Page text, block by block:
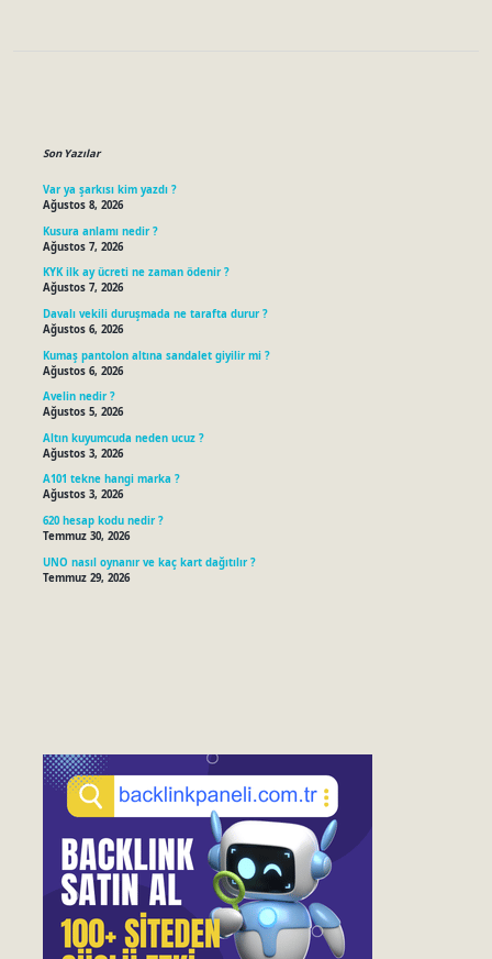
Son Yazılar
Var ya şarkısı kim yazdı ?
Ağustos 8, 2026
Kusura anlamı nedir ?
Ağustos 7, 2026
KYK ilk ay ücreti ne zaman ödenir ?
Ağustos 7, 2026
Davalı vekili duruşmada ne tarafta durur ?
Ağustos 6, 2026
Kumaş pantolon altına sandalet giyilir mi ?
Ağustos 6, 2026
Avelin nedir ?
Ağustos 5, 2026
Altın kuyumcuda neden ucuz ?
Ağustos 3, 2026
A101 tekne hangi marka ?
Ağustos 3, 2026
620 hesap kodu nedir ?
Temmuz 30, 2026
UNO nasıl oynanır ve kaç kart dağıtılır ?
Temmuz 29, 2026